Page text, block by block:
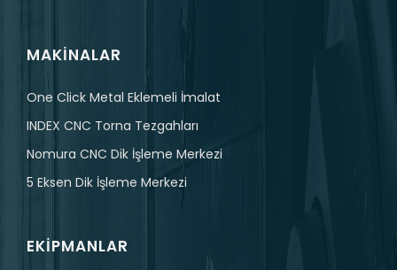
MAKINALAR
One Click Metal Eklemeli İmalat
INDEX CNC Torna Tezgahları
Nomura CNC Dik İşleme Merkezi
5 Eksen Dik İşleme Merkezi
EKIPMANLAR